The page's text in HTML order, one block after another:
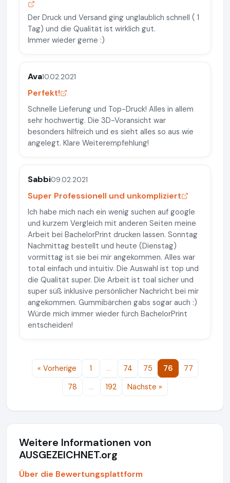
Der Druck und Versand ging unglaublich schnell ( 1
Tag) und die Qualität ist wirklich gut.
Immer wieder gerne :)
Ava10.02.2021
Perfekt!
Schnelle Lieferung und Top-Druck! Alles in allem
sehr hochwertig. Die 3D-Voransicht war
besonders hilfreich und es sieht alles so aus wie
angelegt. Klare Weiterempfehlung!
Sabbi09.02.2021
Super Professionell und unkompliziert
Ich habe mich nach ein wenig suchen auf google
und kurzem Vergleich mit anderen Seiten meine
Arbeit bei BachelorPrint drucken lassen. Sonntag
Nachmittag bestellt und heute (Dienstag)
vormittag ist sie bei mir angekommen. Alles war
total einfach und intuitiv. Die Auswahl ist top und
die Qualität super. Die Arbeit ist toal sicher und
super süß inklusive persönlicher Nachricht bei mir
angekommen. Gummibärchen gabs sogar auch :)
Würde mich immer wieder fürch BachelorPrint
entscheiden!
« Vorherige 1 … 74 75 76
77
78
… 192 Nächste »
Weitere Informationen von
AUSGEZEICHNET.org
Über die Bewertungsplattform